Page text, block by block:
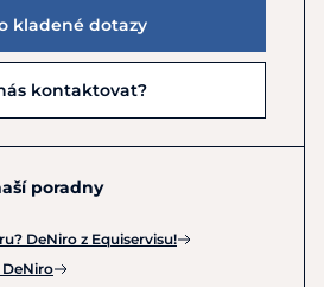
kladené dotazy
kontaktovat?
poradny
DeNiro z Equiservisu!